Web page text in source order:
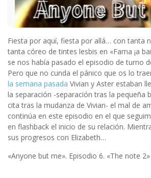
Fiesta por aquí, fiesta por allá… con tanta
tanta córeo de tintes lesbis en «Fama ¡a
se nos había pasado el episodio de turno
Pero que no cunda el pánico que os lo
la semana pasada Vivian y Aster estaban
la separación -separación tras la pequeña
cita tras la mudanza de Vivian- el mal de
continúa en este episodio en el que
en flashback el inicio de su relación.
sus progresos con Elizabeth…
«Anyone but me». Episodio 6. «The note 2»